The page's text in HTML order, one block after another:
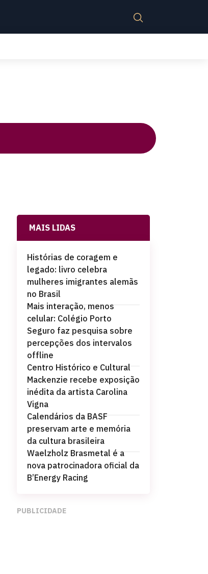
MAIS LIDAS
Histórias de coragem e
legado: livro celebra
mulheres imigrantes alemãs
no Brasil
Mais interação, menos
celular: Colégio Porto
Seguro faz pesquisa sobre
percepções dos intervalos
offline
Centro Histórico e Cultural
Mackenzie recebe exposição
inédita da artista Carolina
Vigna
Calendários da BASF
preservam arte e memória
da cultura brasileira
Waelzholz Brasmetal é a
nova patrocinadora oficial da
B’Energy Racing
PUBLICIDADE